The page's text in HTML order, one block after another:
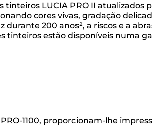
LUCIA PRO II atualizados
cores vivas, gradação
200 anos², a riscos e a
estão disponíveis numa
1100, proporcionam-lhe